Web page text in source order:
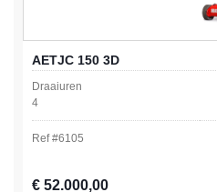
AETJC 150 3D
Draaiuren
4
Ref #6105
Normale prijs:
€ 52.000,00